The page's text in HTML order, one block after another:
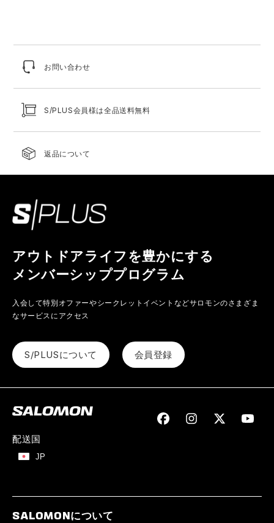
お問い合わせ
S/PLUS会員様は全品送料無料
返品について
アウトドアライフを豊かにする
メンバーシッププログラム
入会して特別オファーやシークレットイベントなどサロモンのさまざま
なサービスにアクセス
S/PLUSについて 会員登録
配送国
JP
FacebookInstagramTwitter
SALOMONについて